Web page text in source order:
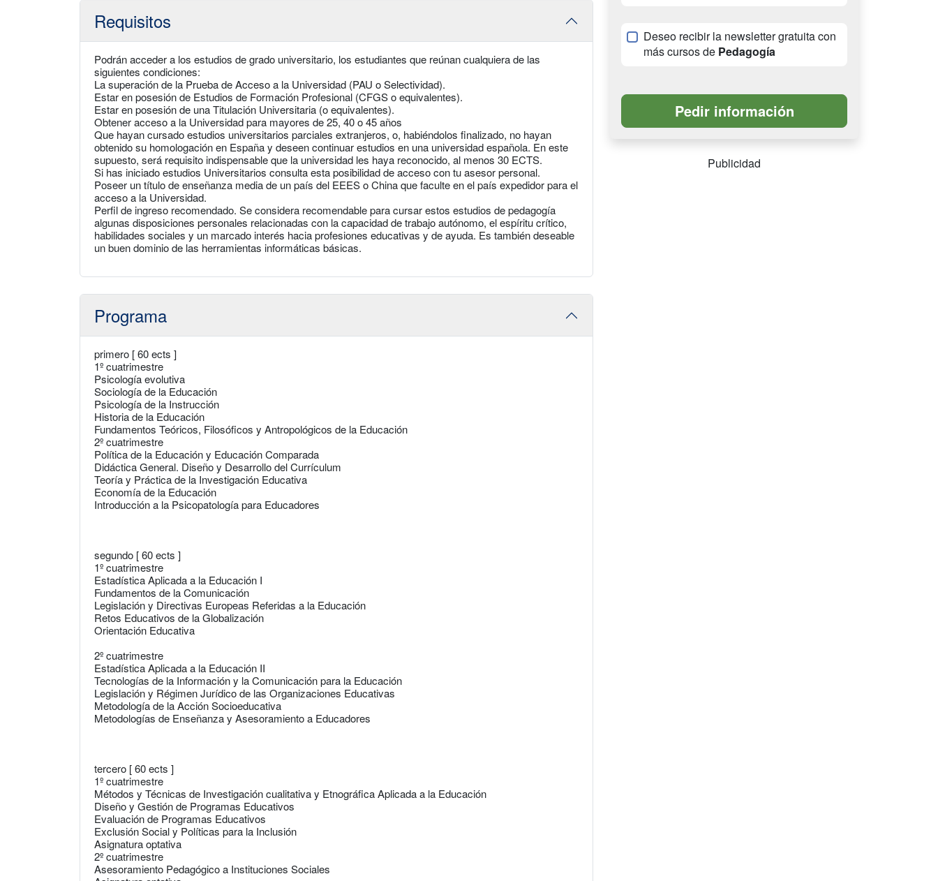
Requisitos
Podrán acceder a los estudios de grado universitario, los estudiantes que reúnan cualquiera de las
siguientes condiciones:
La superación de la Prueba de Acceso a la Universidad (PAU o Selectividad).
Estar en posesión de Estudios de Formación Profesional (CFGS o equivalentes).
Estar en posesión de una Titulación Universitaria (o equivalentes).
Obtener acceso a la Universidad para mayores de 25, 40 o 45 años
Que hayan cursado estudios universitarios parciales extranjeros, o, habiéndolos finalizado, no hayan
obtenido su homologación en España y deseen continuar estudios en una universidad española. En este
supuesto, será requisito indispensable que la universidad les haya reconocido, al menos 30 ECTS.
Si has iniciado estudios Universitarios consulta esta posibilidad de acceso con tu asesor personal.
Poseer un título de enseñanza media de un país del EEES o China que faculte en el país expedidor para el
acceso a la Universidad.
Perfil de ingreso recomendado. Se considera recomendable para cursar estos estudios de pedagogía
algunas disposiciones personales relacionadas con la capacidad de trabajo autónomo, el espíritu crítico,
habilidades sociales y un marcado interés hacia profesiones educativas y de ayuda. Es también deseable
un buen dominio de las herramientas informáticas básicas.
Programa
primero [ 60 ects ]
1º cuatrimestre
Psicología evolutiva
Sociología de la Educación
Psicología de la Instrucción
Historia de la Educación
Fundamentos Teóricos, Filosóficos y Antropológicos de la Educación
2º cuatrimestre
Política de la Educación y Educación Comparada
Didáctica General. Diseño y Desarrollo del Currículum
Teoría y Práctica de la Investigación Educativa
Economía de la Educación
Introducción a la Psicopatología para Educadores
segundo [ 60 ects ]
1º cuatrimestre
Estadística Aplicada a la Educación I
Fundamentos de la Comunicación
Legislación y Directivas Europeas Referidas a la Educación
Retos Educativos de la Globalización
Orientación Educativa
2º cuatrimestre
Estadística Aplicada a la Educación II
Tecnologías de la Información y la Comunicación para la Educación
Legislación y Régimen Jurídico de las Organizaciones Educativas
Metodología de la Acción Socioeducativa
Metodologías de Enseñanza y Asesoramiento a Educadores
tercero [ 60 ects ]
1º cuatrimestre
Métodos y Técnicas de Investigación cualitativa y Etnográfica Aplicada a la Educación
Diseño y Gestión de Programas Educativos
Evaluación de Programas Educativos
Exclusión Social y Políticas para la Inclusión
Asignatura optativa
2º cuatrimestre
Asesoramiento Pedagógico a Instituciones Sociales
Deseo recibir la newsletter gratuita con
más cursos de Pedagogía
Publicidad